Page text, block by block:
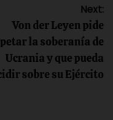
Next:
Von der Leyen pide
la soberanía de
Ucrania y que pueda
sobre su Ejército